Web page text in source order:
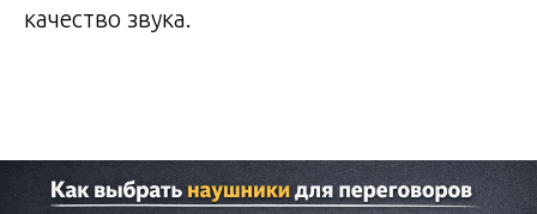
качество звука.